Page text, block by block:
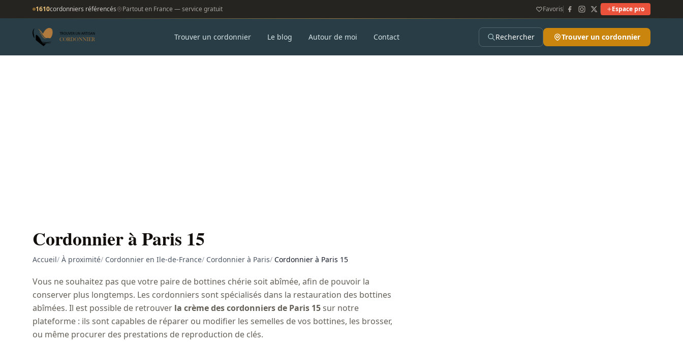
1610cordonniers référencés Partout en France — service gratuit Favoris Espace pro
Trouver un cordonnier Le blog Autour de moi Contact Rechercher Trouver un cordonnier
Cordonnier à Paris 15
Accueil/ À proximité/ Cordonnier en Ile-de-France/ Cordonnier à Paris/ Cordonnier à Paris 15
Vous ne souhaitez pas que votre paire de bottines chérie soit abîmée, afin de pouvoir la
conserver plus longtemps. Les cordonniers sont spécialisés dans la restauration des bottines
abîmées. Il est possible de retrouver la crème des cordonniers de Paris 15sur notre
plateforme : ils sont capables de réparer ou modifier les semelles de vos bottines, les brosser,
ou même procurer des prestations de reproduction de clés.